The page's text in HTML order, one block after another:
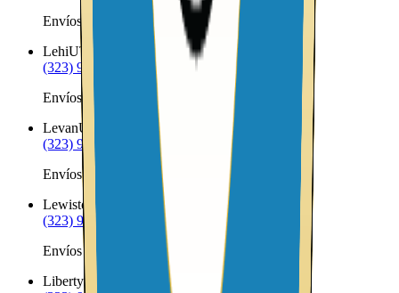
Envíos a Nicaragua desde Leeds
LehiUT
(323) 953-8100
Envíos a Nicaragua desde Lehi
LevanUT
(323) 953-8100
Envíos a Nicaragua desde Levan
Lewiston UT
(323) 953-8100
Envíos a Nicaragua desde Lewiston
LibertyUT